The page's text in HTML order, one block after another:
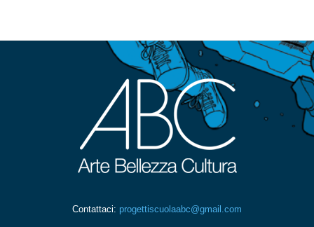
Contattaci: progettiscuolaabc@gmail.com